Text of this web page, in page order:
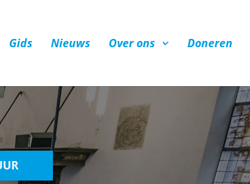
Gids Nieuws Over ons Doneren